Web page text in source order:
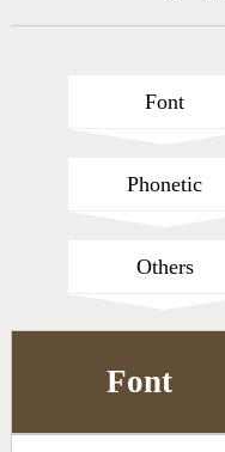
Cang-Jie Query
CNS Query
Font
Phonetic
Others
Font